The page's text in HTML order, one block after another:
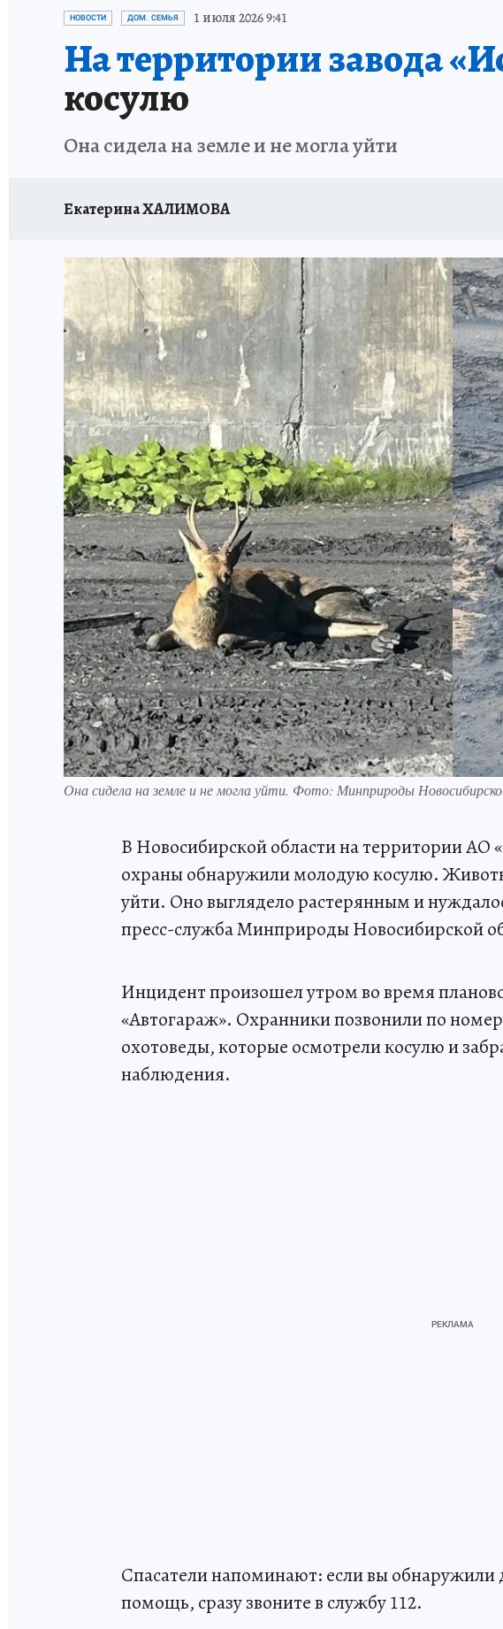
ОТДЫХ В РОССИИ ЗАПОВЕДНАЯ РОССИЯ
НОВОСТИ ДОМ. СЕМЬЯ 1 июля 2026 9:41
На территории завода
косулю
Она сидела на земле и не могла уйти
Екатерина ХАЛИМОВА
Она сидела на земле и не могла уйти. Фото: Минприроды
В Новосибирской области на территории АО
охраны обнаружили молодую косулю.
уйти. Оно выглядело растерянным и
пресс-служба Минприроды Новосибирской
Инцидент произошел утром во время
«Автогараж». Охранники позвонили по
охотоведы, которые осмотрели косулю и
наблюдения.
Спасатели напоминают: если вы
помощь, сразу звоните в службу 112.